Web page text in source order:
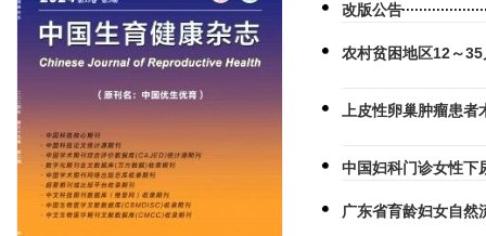
改版公告
农村贫困地区12～
上皮性卵巢肿瘤患
中国妇科门诊女性下
广东省育龄妇女自然